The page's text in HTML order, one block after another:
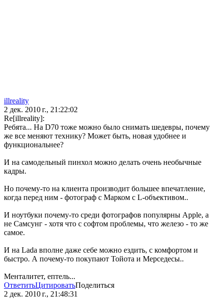
illreality
2 дек. 2010 г., 21:22:02
Re[illreality]:
Ребята... На D70 тоже можно было снимать шедевры, почему
же все меняют технику? Может быть, новая удобнее и
функциональнее?
И на самодельный пинхол можно делать очень необычные
кадры.
Но почему-то на клиента производит большее впечатление,
когда перед ним - фотограф с Марком с L-объективом..
И ноутбуки почему-то среди фотографов популярны Apple, а
не Самсунг - хотя что с софтом проблемы, что железо - то же
самое.
И на Lada вполне даже себе можно ездить, с комфортом и
быстро. А почему-то покупают Тойота и Мерседесы..
Менталитет, ептель...
ОтветитьЦитироватьПоделиться
2 дек. 2010 г., 21:48:31